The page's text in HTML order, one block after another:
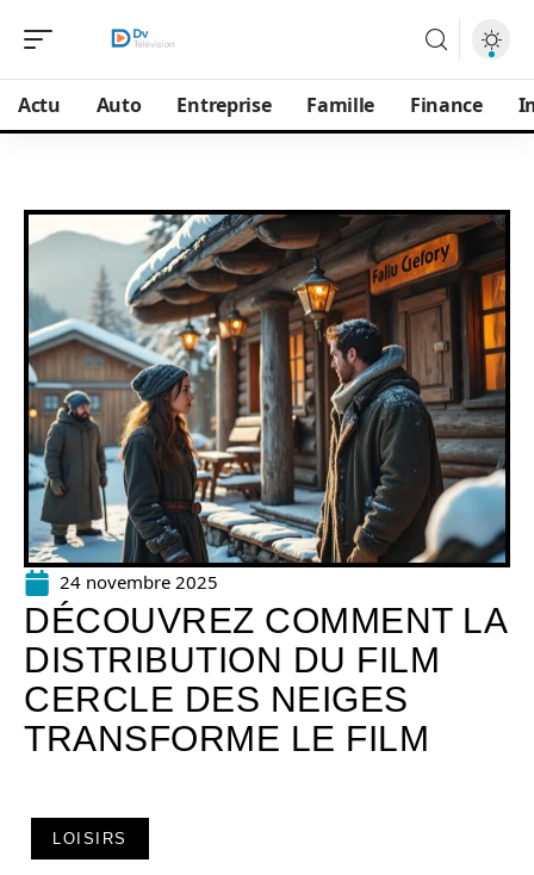
Actu Auto Entreprise Famille Finance
24 novembre 2025
DÉCOUVREZ COMMENT LA
DISTRIBUTION DU FILM
CERCLE DES NEIGES
TRANSFORME LE FILM
LOISIRS